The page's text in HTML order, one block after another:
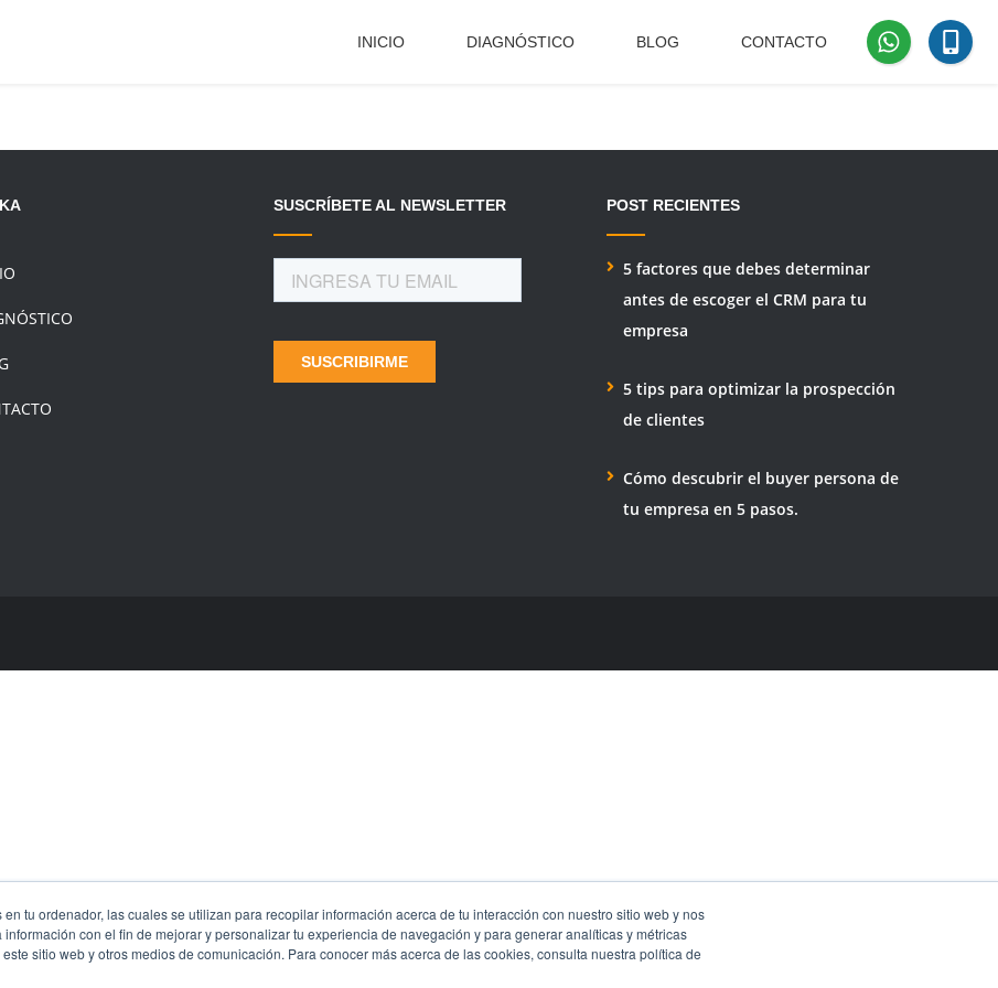
tu ordenador, las cuales se utilizan para recopilar información acerca de tu interacción con nuestro sitio web y nos
con el fin de mejorar y personalizar tu experiencia de navegación y para generar analíticas y métricas
sitio web y otros medios de comunicación. Para conocer más acerca de las cookies, consulta nuestra política de
INICIO DIAGNÓSTICO BLOG CONTACTO
SUSCRÍBETE AL NEWSLETTER POST RECIENTES
5 factores que debes determinar
antes de escoger el CRM para tu
empresa
5 tips para optimizar la prospección
de clientes
Cómo descubrir el buyer persona de
tu empresa en 5 pasos.